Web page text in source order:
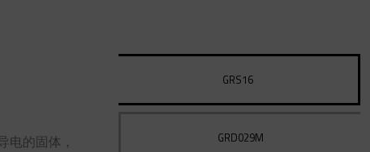
电的固体，
GRS16
GRD029M